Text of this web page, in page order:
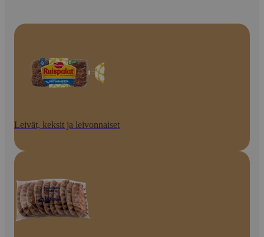
Leivät, keksit ja leivonnaiset